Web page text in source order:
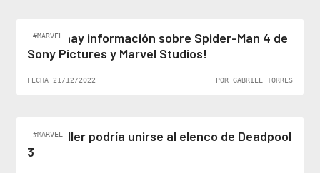
#MARVEL
¡Al fin hay información sobre Spider-Man 4 de
Sony Pictures y Marvel Studios!
FECHA 21/12/2022 POR GABRIEL TORRES
#MARVEL
Ben Stiller podría unirse al elenco de Deadpool
3